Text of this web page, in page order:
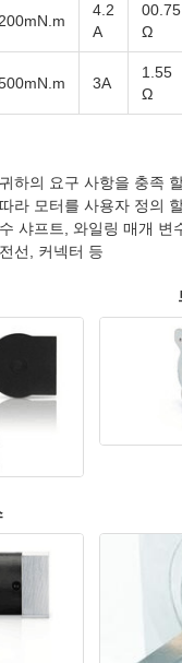
4.2
A
00.75
Ω
3A
1.55
Ω
하의 요구 사항을 충족
라 모터를 사용자 정의
샤프트, 와일링 매개 변
선, 커넥터 등